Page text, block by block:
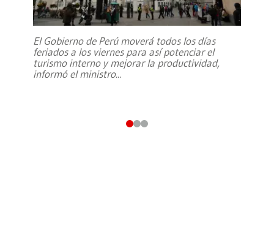
El Gobierno de Perú moverá todos los días
feriados a los viernes para así potenciar el
turismo interno y mejorar la productividad,
informó el ministro...